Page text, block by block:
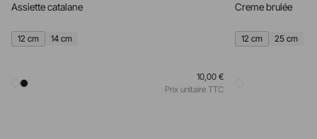
Assiette catalane
12 cm 14 cm
10,00 €
Prix unitaire TTC
Creme brulée
12 cm 25 cm